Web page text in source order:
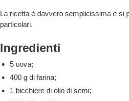
La ricetta è davvero semplicissima e si
particolari.
Ingredienti
5 uova;
400 g di farina;
1 bicchiere di olio di semi;